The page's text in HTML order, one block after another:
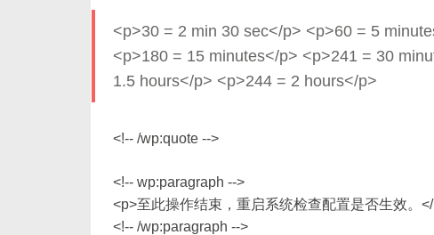
<p>30 = 2 min 30 sec</p> <p>60 = 5
<p>180 = 15 minutes</p> <p>241 = 30
1.5 hours</p> <p>244 = 2 hours</p>
<!-- /wp:quote -->
<!-- wp:paragraph -->
<p>至此操作结束，重启系统检查配置是否生效。
<!-- /wp:paragraph -->